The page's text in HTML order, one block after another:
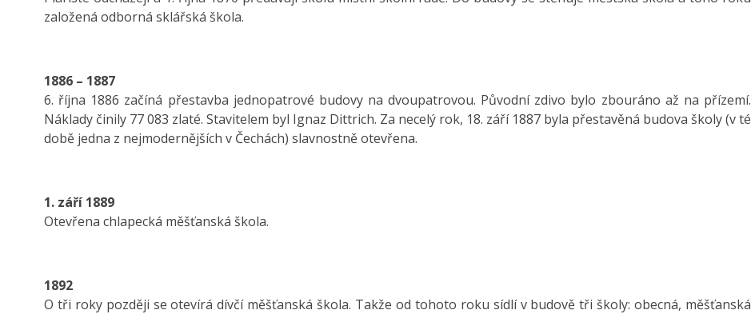
založená odborná sklářská škola.
1886 – 1887
6. října 1886 začíná přestavba jednopatrové budovy na dvoupatrovou. Původní zdivo bylo zbouráno až na přízemí.
Náklady činily 77 083 zlaté. Stavitelem byl Ignaz Dittrich. Za necelý rok, 18. září 1887 byla přestavěná budova školy (v té
době jedna z nejmodernějších v Čechách) slavnostně otevřena.
1. září 1889
Otevřena chlapecká měšťanská škola.
1892
O tři roky později se otevírá dívčí měšťanská škola. Takže od tohoto roku sídlí v budově tři školy: obecná, měšťanská